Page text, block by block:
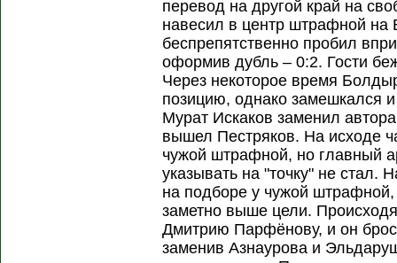
перевод на другой край на
навесил в центр штрафной
беспрепятственно пробил
оформив дубль – 0:2. Гости
Через некоторое время
позицию, однако замешкался
Мурат Искаков заменил
вышел Пестряков. На исходе
чужой штрафной, но главный
указывать на "точку" не стал.
на подборе у чужой
заметно выше цели.
Дмитрию Парфёнову, и он
заменив Азнаурова и